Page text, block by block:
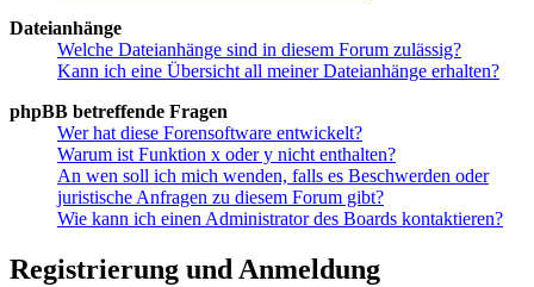
Dateianhänge
Welche Dateianhänge sind in diesem Forum zulässig?
Kann ich eine Übersicht all meiner Dateianhänge erhalten?
phpBB betreffende Fragen
Wer hat diese Forensoftware entwickelt?
Warum ist Funktion x oder y nicht enthalten?
An wen soll ich mich wenden, falls es Beschwerden oder
juristische Anfragen zu diesem Forum gibt?
Wie kann ich einen Administrator des Boards kontaktieren?
Registrierung und Anmeldung